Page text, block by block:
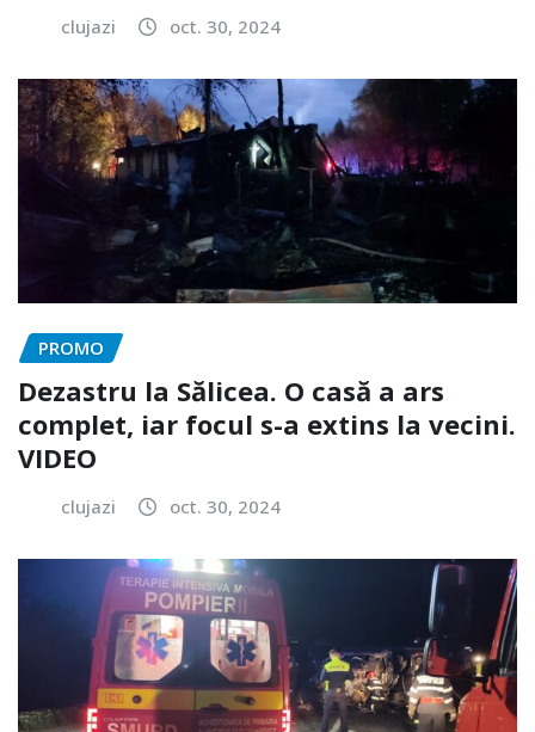
clujazi oct. 30, 2024
PROMO
Dezastru la Sălicea. O casă a ars
complet, iar focul s-a extins la vecini.
VIDEO
clujazi oct. 30, 2024